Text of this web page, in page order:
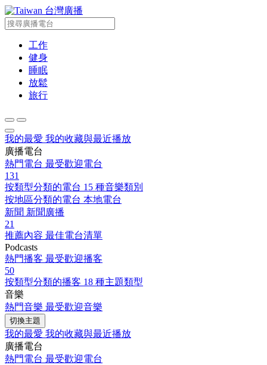
台灣廣播
工作
健身
睡眠
放鬆
旅行
我的最愛 我的收藏與最近播放
廣播電台
熱門電台 最受歡迎電台
131
按類型分類的電台 15 種音樂類別
按地區分類的電台 本地電台
新聞 新聞廣播
21
推薦內容 最佳電台清單
Podcasts
熱門播客 最受歡迎播客
50
按類型分類的播客 18 種主題類型
音樂
熱門音樂 最受歡迎音樂
切換主題
我的最愛 我的收藏與最近播放
廣播電台
熱門電台 最受歡迎電台